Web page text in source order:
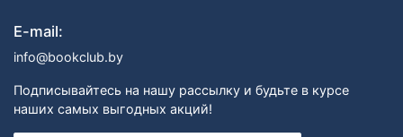
E-mail:
info@bookclub.by
Подписывайтесь на нашу рассылку и будьте в курсе
наших самых выгодных акций!